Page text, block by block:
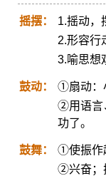
摇摆：
1.摇动，
2.形容行
3.喻思想
鼓动：
①扇动：
②用语言
功了。
鼓舞：
①使振作
②兴奋；